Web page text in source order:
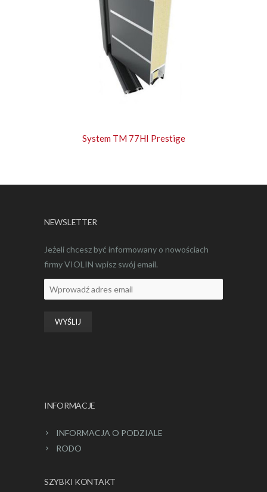
System TM 77HI Prestige
NEWSLETTER
Jeżeli chcesz być informowany o nowościach
firmy VIOLIN wpisz swój email.
INFORMACJE
INFORMACJA O PODZIALE
RODO
SZYBKI KONTAKT